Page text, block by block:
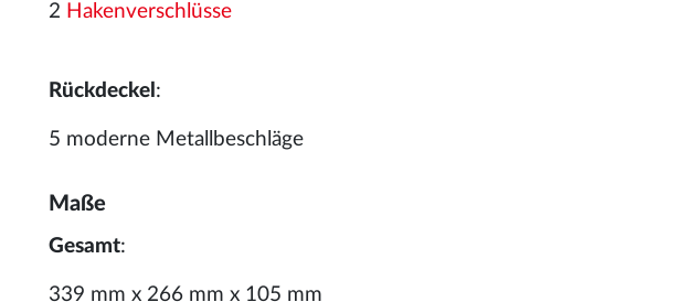
2 Hakenverschlüsse
Rückdeckel :
5 moderne Metallbeschläge
Maße
Gesamt:
339 mm x 266 mm x 105 mm